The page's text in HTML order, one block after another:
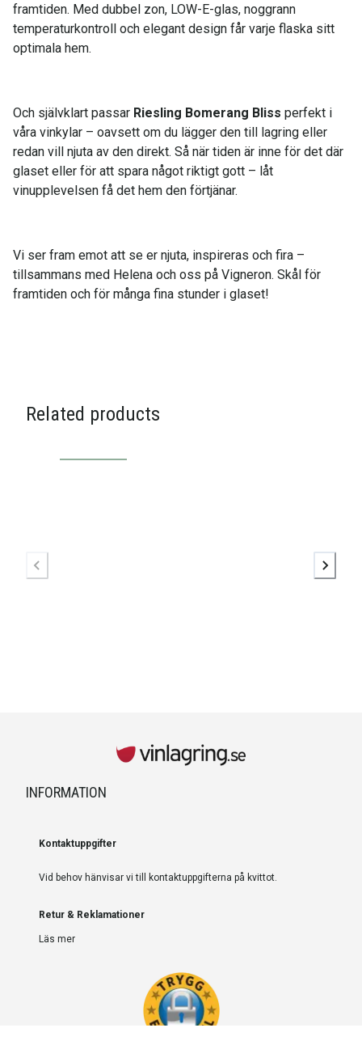
framtiden. Med dubbel zon, LOW-E-glas, noggrann
temperaturkontroll och elegant design får varje flaska sitt
optimala hem.
Och självklart passar Riesling Bomerang Bliss perfekt i
våra vinkylar – oavsett om du lägger den till lagring eller
redan vill njuta av den direkt. Så när tiden är inne för det där
glaset eller för att spara något riktigt gott – låt
vinupplevelsen få det hem den förtjänar.
Vi ser fram emot att se er njuta, inspireras och fira –
tillsammans med Helena och oss på Vigneron. Skål för
framtiden och för många fina stunder i glaset!
Related products
INFORMATION
Kontaktuppgifter
Vid behov hänvisar vi till kontaktuppgifterna på kvittot.
Retur & Reklamationer
Läs mer